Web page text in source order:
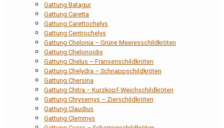
Gattung Batagur
Gattung Caretta
Gattung Carettochelys
Gattung Centrochelys
Gattung Chelonia – Grüne Meeresschildkröten
Gattung Chelonoidis
Gattung Chelus – Fransenschildkröten
Gattung Chelydra – Schnappschildkröten
Gattung Chersina
Gattung Chitra – Kurzkopf-Weichschildkröten
Gattung Chrysemys – Zierschildkröten
Gattung Claudius
Gattung Clemmys